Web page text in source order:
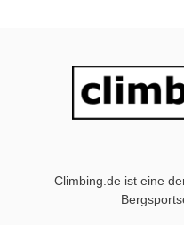
Climbing.de ist eine